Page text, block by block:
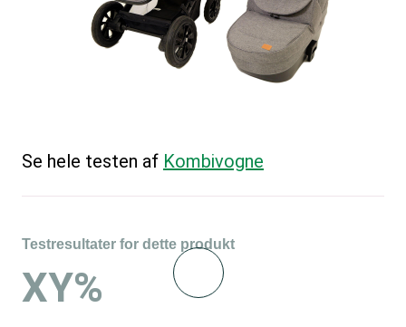
Se hele testen af Kombivogne
Testresultater for dette produkt
XY%